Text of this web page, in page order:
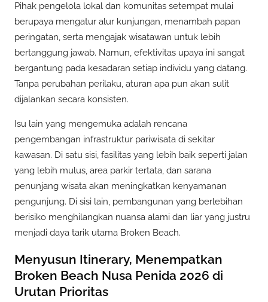
Pihak pengelola lokal dan komunitas setempat mulai
berupaya mengatur alur kunjungan, menambah papan
peringatan, serta mengajak wisatawan untuk lebih
bertanggung jawab. Namun, efektivitas upaya ini sangat
bergantung pada kesadaran setiap individu yang datang.
Tanpa perubahan perilaku, aturan apa pun akan sulit
dijalankan secara konsisten.
Isu lain yang mengemuka adalah rencana
pengembangan infrastruktur pariwisata di sekitar
kawasan. Di satu sisi, fasilitas yang lebih baik seperti jalan
yang lebih mulus, area parkir tertata, dan sarana
penunjang wisata akan meningkatkan kenyamanan
pengunjung. Di sisi lain, pembangunan yang berlebihan
berisiko menghilangkan nuansa alami dan liar yang justru
menjadi daya tarik utama Broken Beach.
Menyusun Itinerary, Menempatkan
Broken Beach Nusa Penida 2026 di
Urutan Prioritas